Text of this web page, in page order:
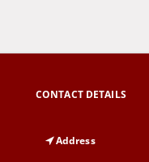
CONTACT DETAILS
Address